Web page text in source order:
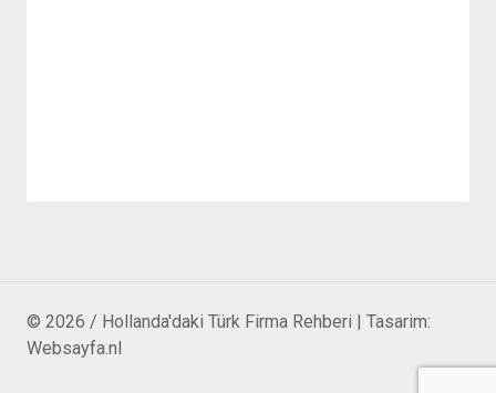
© 2026 / Hollanda'daki Türk Firma Rehberi | Tasarim:
Websayfa.nl